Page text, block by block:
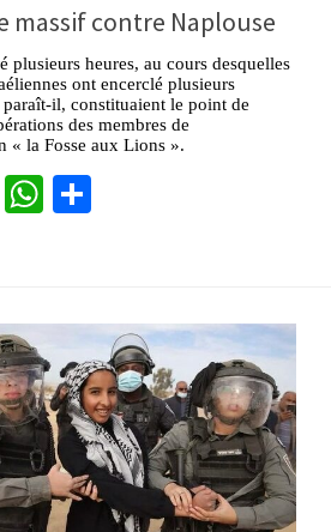
massif contre Naplouse
plusieurs heures, au cours desquelles
ont encerclé plusieurs
il, constituaient le point de
des membres de
« la Fosse aux Lions ».
TwitterWhatsApp